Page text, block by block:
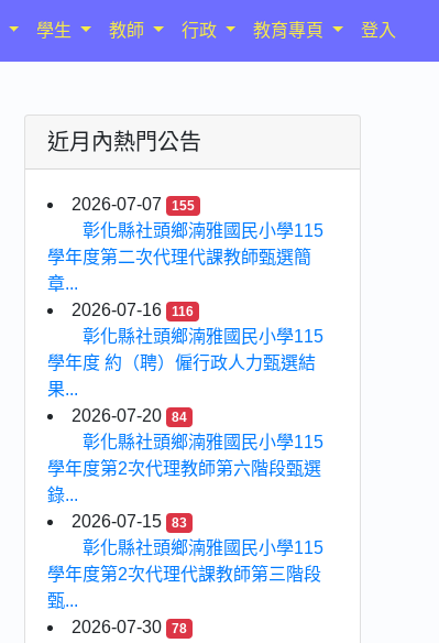
學生 教師 行政 教育專頁 登入
近月內熱門公告
2026-07-07 155
彰化縣社頭鄉湳雅國民小學115
學年度第二次代理代課教師甄選簡
章...
2026-07-16
116
彰化縣社頭鄉湳雅國民小學115
學年度 約（聘）僱行政人力甄選結
果...
2026-07-20
84
彰化縣社頭鄉湳雅國民小學115
學年度第2次代理教師第六階段甄選
錄...
2026-07-15
83
彰化縣社頭鄉湳雅國民小學115
學年度第2次代理代課教師第三階段
甄...
2026-07-30
78